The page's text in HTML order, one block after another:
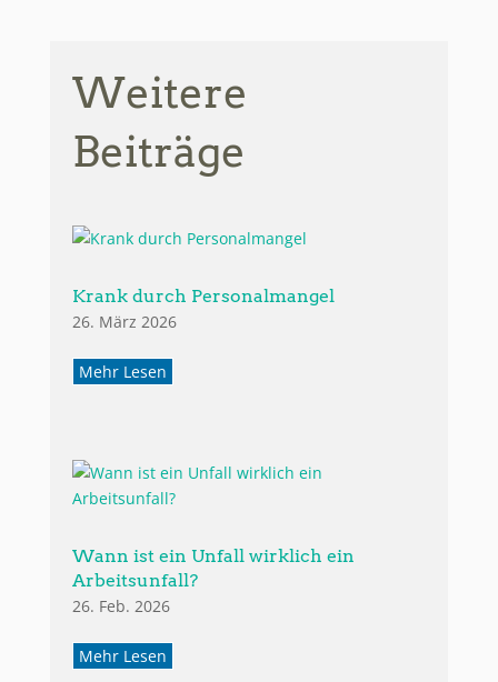
Weitere
Beiträge
Krank durch Personalmangel
26. März 2026
Mehr Lesen
Wann ist ein Unfall wirklich ein
Arbeitsunfall?
26. Feb. 2026
Mehr Lesen